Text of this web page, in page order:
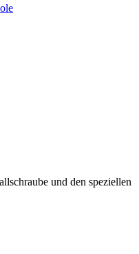
und den speziellen